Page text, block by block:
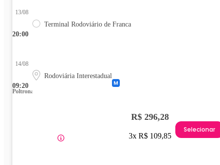
20:00
13/08
Terminal Rodoviário de Franca
09:20
14/08
Rodoviária Interestadual
Poltrona
R$ 296,28
3x R$ 109,85
Selecionar